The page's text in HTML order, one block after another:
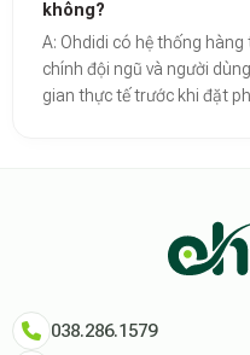
không?
A: Ohdidi có hệ thống
chính đội ngũ và người
gian thực tế trước khi đặt
Ohdidi
038.286.1579